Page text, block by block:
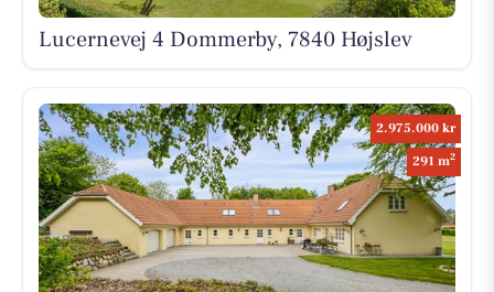
Lucernevej 4 Dommerby, 7840 Højslev
2.975.000 kr
291 m2